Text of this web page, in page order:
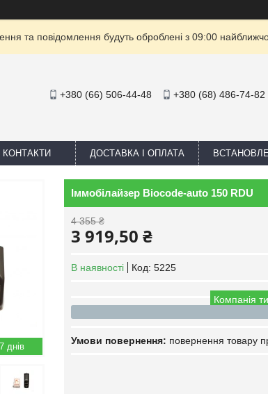
та повідомлення будуть оброблені з 09:00
+380 (66) 506-44-48 +380 (68) 486-74-82
КОНТАКТИ ДОСТАВКА І ОПЛАТА
днів
Іммобілайзер Biocode-auto 150 RDU
4 355 ₴
3 919,50 ₴
В наявності Код: 5225
Компанія
повернення товару